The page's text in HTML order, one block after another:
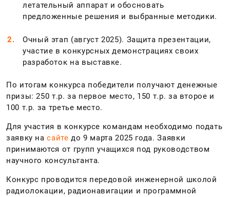
летательный аппарат и обосновать
предложенные решения и выбранные методики.
Очный этап (август 2025). Защита презентации,
участие в конкурсных демонстрациях своих
разработок на выставке.
По итогам конкурса победители получают денежные
призы: 250 т.р. за первое место, 150 т.р. за второе и
100 т.р. за третье место.
Для участия в конкурсе командам необходимо подать
заявку насайте до 9 марта 2025 года. Заявки
принимаются от групп учащихся под руководством
научного консультанта.
Конкурс проводится передовой инженерной школой
радиолокации, радионавигации и программной